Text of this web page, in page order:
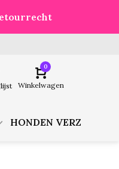
0
Winkelwagen
HONDEN